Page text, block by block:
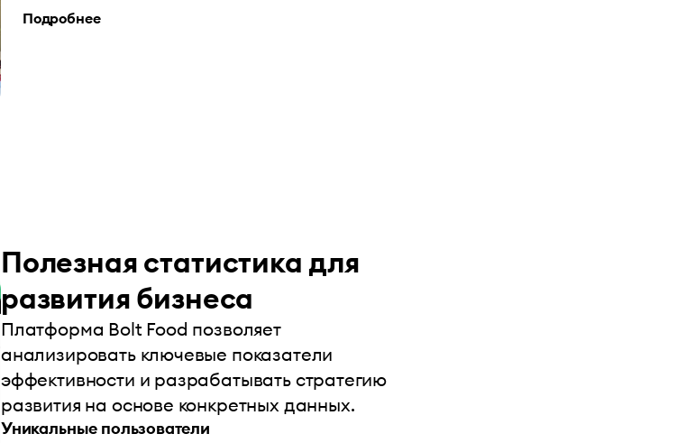
Подробнее
Полезная статистика для
развития бизнеса
Платформа Bolt Food позволяет
анализировать ключевые показатели
эффективности и разрабатывать стратегию
развития на основе конкретных данных.
Уникальные пользователи